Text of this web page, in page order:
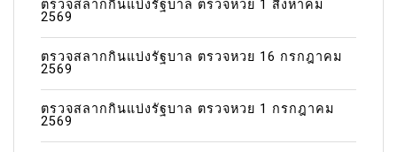
ตรวจสลากกินแบ่งรัฐบาล ตรวจหวย 1 สิงหาคม
2569
ตรวจสลากกินแบ่งรัฐบาล ตรวจหวย 16 กรกฎาคม
2569
ตรวจสลากกินแบ่งรัฐบาล ตรวจหวย 1 กรกฎาคม
2569